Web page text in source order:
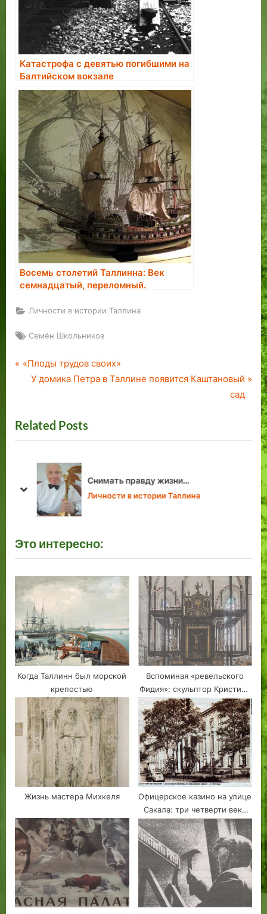
Катастрофа с девятью погибшими на
Балтийском вокзале
Восемь столетий Таллинна: Век
семнадцатый, переломный.
Личности в истории Таллина
Tags:
Семён Школьников
Навигация
P
i
o
P
:
«Плоды трудов своих»
N
t
P
У домика Петра в Таллине появится Каштановый
сад
Related Posts
Снимать правду жизни…
Личности в истории Таллина
prev
next
Это интересно:
Когда Таллинн был морской
крепостью
Вспоминая «ревельского
Фидия»: скульптор Кристиан
Акерманн
Жизнь мастера Михкеля
Офицерское казино на улице
Сакала: три четверти века
зданию Минобороны